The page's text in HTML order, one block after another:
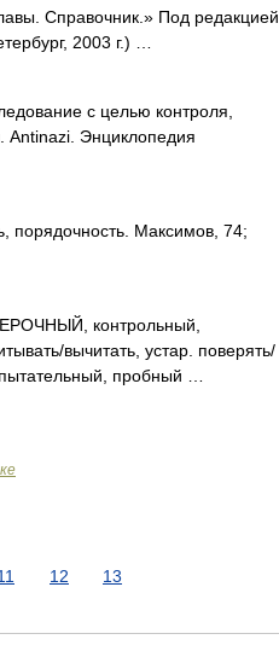
Справочник.» Под редакцией
2003 г.) …
с целью контроля,
Antinazi. Энциклопедия
порядочность. Максимов, 74;
контрольный,
вычитать, устар. поверять/
пробный …
12 13